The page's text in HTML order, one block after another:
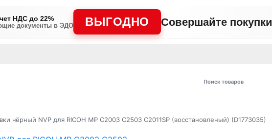
НДС до 22%
документы в ЭДО ВЫГОДНО Совершайте
чёрный NVP для RICOH MP C2003 C2503 C2011SP (восстановленый) (D1773035)